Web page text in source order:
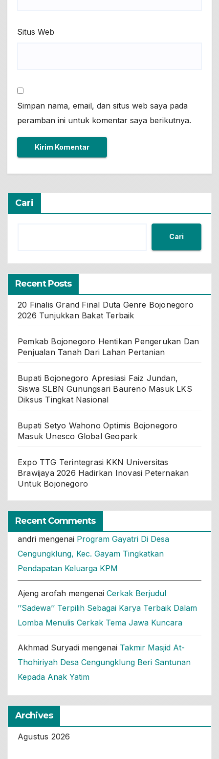
Situs Web
Simpan nama, email, dan situs web saya pada
peramban ini untuk komentar saya berikutnya.
Cari
Cari
Recent Posts
20 Finalis Grand Final Duta Genre Bojonegoro
2026 Tunjukkan Bakat Terbaik
Pemkab Bojonegoro Hentikan Pengerukan Dan
Penjualan Tanah Dari Lahan Pertanian
Bupati Bojonegoro Apresiasi Faiz Jundan,
Siswa SLBN Gunungsari Baureno Masuk LKS
Diksus Tingkat Nasional
Bupati Setyo Wahono Optimis Bojonegoro
Masuk Unesco Global Geopark
Expo TTG Terintegrasi KKN Universitas
Brawijaya 2026 Hadirkan Inovasi Peternakan
Untuk Bojonegoro
Recent Comments
andri mengenai Program Gayatri Di Desa
Cengungklung, Kec. Gayam Tingkatkan
Pendapatan Keluarga KPM
Ajeng arofah mengenai Cerkak Berjudul
’’Sadewa’’ Terpilih Sebagai Karya Terbaik Dalam
Lomba Menulis Cerkak Tema Jawa Kuncara
Akhmad Suryadi mengenai Takmir Masjid At-
Thohiriyah Desa Cengungklung Beri Santunan
Kepada Anak Yatim
Archives
Agustus 2026